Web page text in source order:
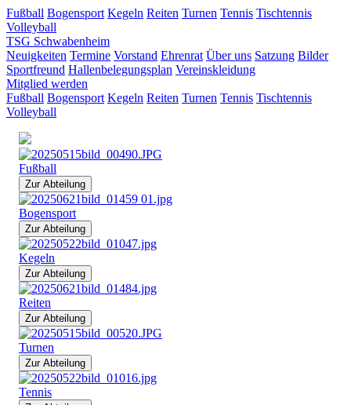
Fußball Bogensport Kegeln Reiten Turnen Tennis Tischtennis
Volleyball
TSG Schwabenheim
Neuigkeiten Termine Vorstand Ehrenrat Über uns Satzung Bilder
Sportfreund Hallenbelegungsplan Vereinskleidung
Mitglied werden
Fußball Bogensport Kegeln Reiten Turnen Tennis Tischtennis
Volleyball
Fußball
Zur Abteilung
Bogensport
Zur Abteilung
Kegeln
Zur Abteilung
Reiten
Zur Abteilung
Turnen
Zur Abteilung
Tennis